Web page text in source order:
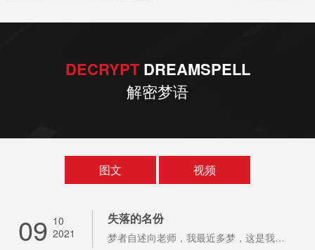
DECRYPTDREAMSPELL
解密梦语
图文 视频
09 10
2021
失落的名份
梦者自述向老师，我最近多梦，这是我的一些梦境，希望您能给我一个回复或者给我一些提